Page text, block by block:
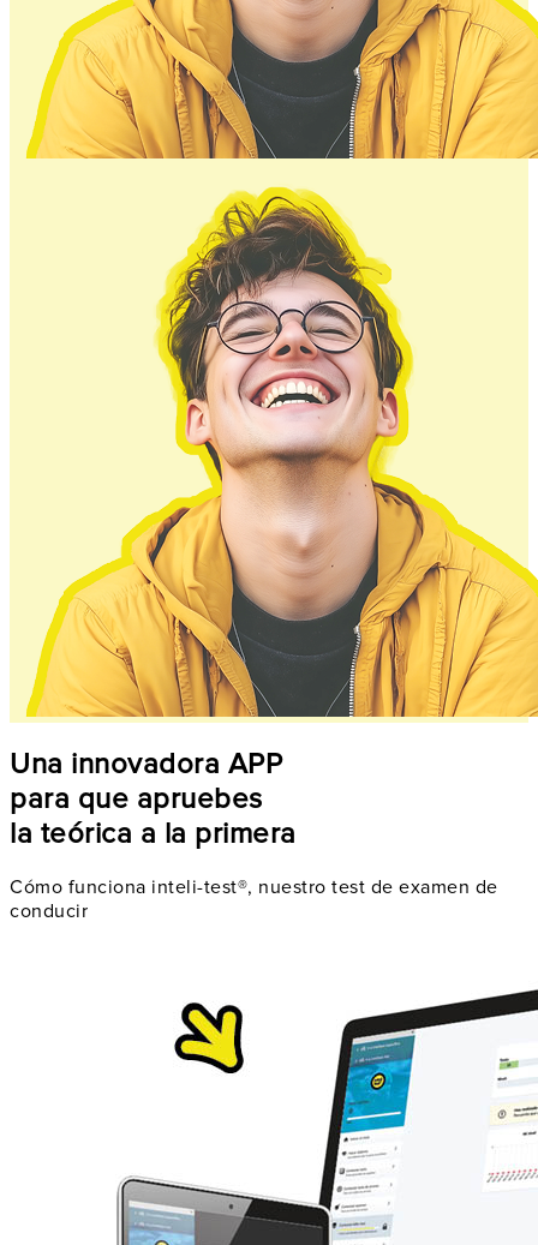
Una innovadora APP
para que apruebes
la teórica a la primera
Cómo funciona inteli-test®, nuestro test de examen de
conducir